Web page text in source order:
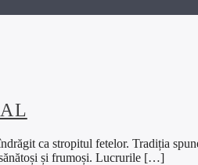
ca stropitul fetelor. Tradiția
sănătoși și frumoși. Lucrurile […]